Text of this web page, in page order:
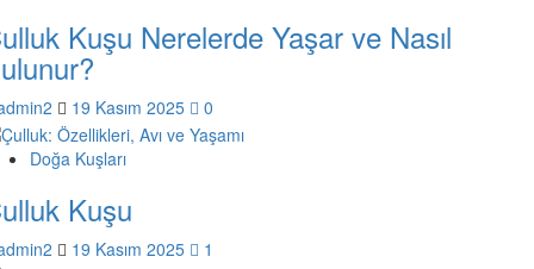
Kuşu Nerelerde Yaşar ve Nasıl
19 Kasım 2025 0
Doğa Kuşları
Kuşu
19 Kasım 2025 1